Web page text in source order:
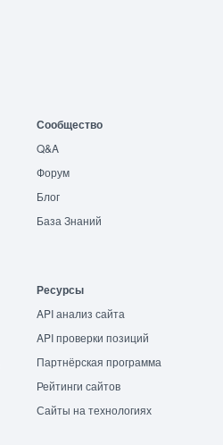
Сообщество
Q&A
Форум
Блог
База Знаний
Ресурсы
API анализ сайта
API проверки позиций
Партнёрская программа
Рейтинги сайтов
Сайты на технологиях